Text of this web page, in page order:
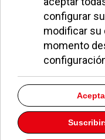
REDACCIÓN POLÍTICA